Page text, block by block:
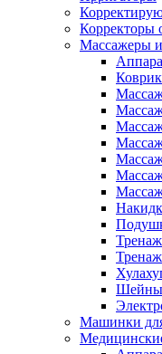
Корректоры
Массажеры
Машинки